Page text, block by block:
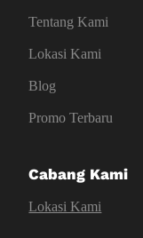
Tentang Kami
Lokasi Kami
Blog
Promo Terbaru
Cabang Kami
Lokasi Kami